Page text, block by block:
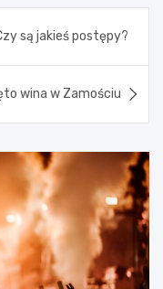
są jakieś postępy?
wina w Zamościu